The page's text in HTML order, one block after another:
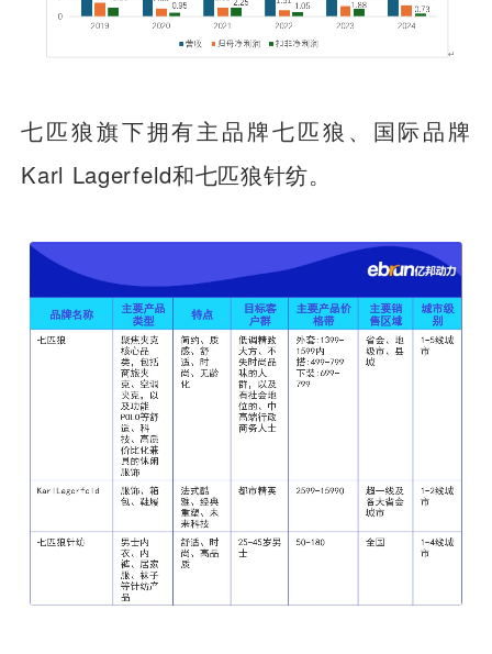
七匹狼旗下拥有主品牌七匹狼、国际品牌
Karl Lagerfeld和七匹狼针纺。